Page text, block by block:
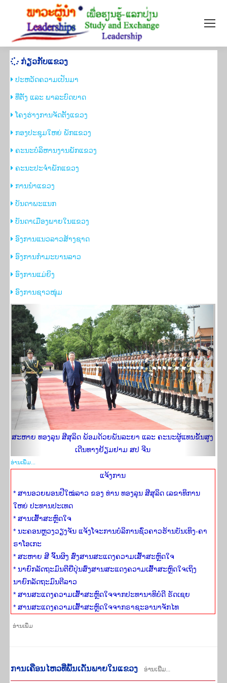
ກ່ຽວ​ກັບ​ແຂວງ
ປະຫວັດຄວາມເປັນມາ
​ທີ່ຕັ້ງ ແລະ ພາລະບົດບາດ
​ໂຄງຮ່າງການຈັດຕັ້ງແຂວງ
ກອງ​ປະ​ຊຸມ​ໃຫຍ່ ​ພັກ​ແຂວງ
ຄະ​ນະ​ບໍ​ລິ​ຫານ​ງານ​ພັກ​ແຂວງ​
ຄະ​ນະ​ປະ​ຈຳ​ພັກ​ແຂວງ
ການ​ນຳ​ແຂວງ
​ບັນດາພະແນກ
​ບັນດາເມືອງພາຍໃນແຂວງ
​ອົງການແນວລາວສ້າງຊາດ
​ອົງການກຳມະບານລາວ
​ອົງການແມ່ຍິງ
​ອົງການຊາວໜຸ່ມ
ສະຫາຍ ທອງລຸນ ສີສຸລິດ ພ້ອມດ້ວຍພັນລະຍາ ແລະ ຄະນະຜູ້ແທນຂັ້ນສູງ
ເດີນທາງຢ້ຽມ​ຢາມ ສປ ຈີນ
Previous Next
ອ່ານ​ເພີ່​ມ...
ແຈ້ງ​ການ
* ສານອວຍພອນປີໃໝ່ລາວ ຂອງ ທ່ານ ທອງລຸນ ສີສຸລິດ ເລຂາທິການ
ໃຫຍ່ ປະທານປະເທດ
* ສານເສົ້າສະຫຼົດໃຈ
* ນະຄອນຫຼວງວຽງຈັນ ແຈ້ງໂຈະການບໍລິການຊົ່ວຄາວຮ້ານບັນເທິງ-ຄາ
ຣາໂອເກະ
* ສະຫາຍ ສີ ຈິ້ນຜິງ ສົ່ງສານສະແດງຄວາມເສົ້າສະຫຼົດໃຈ
* ນາຍົກລັດຖະມົນຕີຍີ່ປຸ່ນສົ່ງສານສະແດງຄວາມເສົ້າສະຫຼົດໃຈເຖິງ
ນາຍົກລັດຖະມົນຕີລາວ
* ສານສະແດງຄວາມເສົ້າສະຫຼົດໃຈຈາກປະທານາທິບໍດີ ຣັດເຊຍ
* ສານສະແດງຄວາມເສົ້າສະຫຼົດໃຈຈາກຣາຊະອານາຈັກໄທ
ອ່ານ​ເພີ່​ມ
ການ​ເຄືອນ​ໄຫວ​ທີ່​ພົ້ນ​ເດັ່ນພາຍ​ໃນ​ແຂວງ ອ່ານເພີ່ມ...